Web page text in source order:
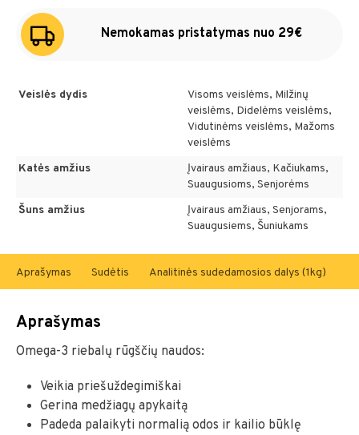
Nemokamas pristatymas nuo 29€
Veislės dydis
Visoms veislėms, Milžinų
veislėms, Didelėms veislėms,
Vidutinėms veislėms, Mažoms
veislėms
Katės amžius
Įvairaus amžiaus, Kačiukams,
Suaugusioms, Senjorėms
Šuns amžius
Įvairaus amžiaus, Senjorams,
Suaugusiems, Šuniukams
Aprašymas Sudėtis Analitinės sudedamosios dalys (1kg)
Aprašymas
Omega-3 riebalų rūgščių naudos:
Veikia priešuždegimiškai
Gerina medžiagų apykaitą
Padeda palaikyti normalią odos ir kailio būklę